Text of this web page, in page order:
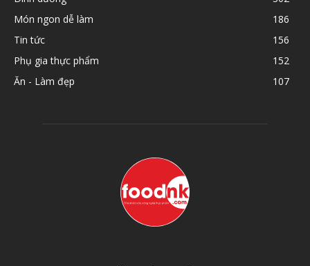
Món ngon dễ làm
186
Tin tức
156
Phụ gia thực phẩm
152
Ăn - Làm đẹp
107